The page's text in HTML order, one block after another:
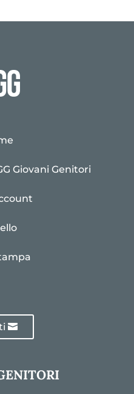
Giovani Genitori